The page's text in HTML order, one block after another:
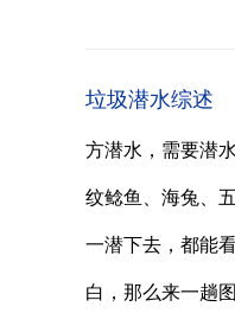
垃圾潜水综述
方潜水，需要潜
纹鲶鱼、海兔、
一潜下去，都能
白，那么来一趟